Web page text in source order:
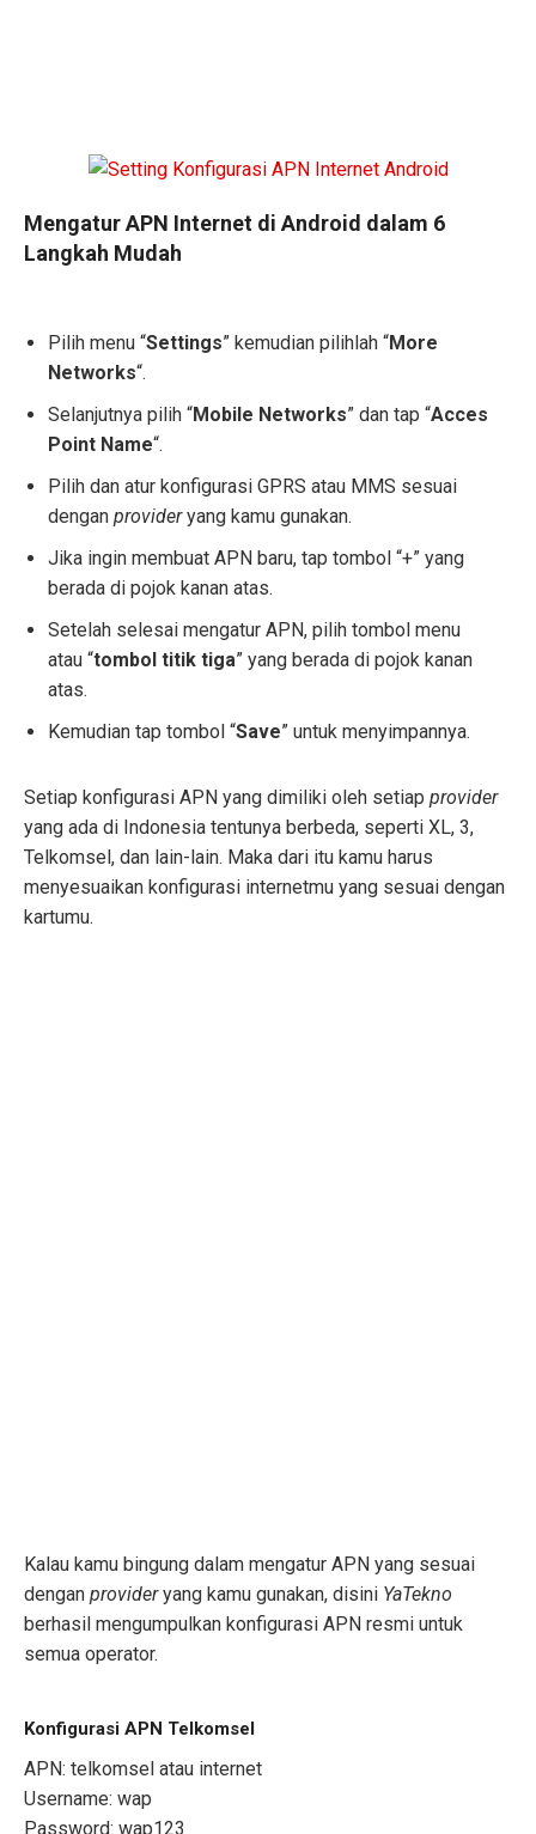
Mengatur APN Internet di Android dalam 6
Langkah Mudah
Pilih menu “Settings” kemudian pilihlah “More
Networks“.
Selanjutnya pilih “Mobile Networks” dan tap “Acces
Point Name“.
Pilih dan atur konfigurasi GPRS atau MMS sesuai
dengan provideryang kamu gunakan.
Jika ingin membuat APN baru, tap tombol “+” yang
berada di pojok kanan atas.
Setelah selesai mengatur APN, pilih tombol menu
atau “tombol titik tiga” yang berada di pojok kanan
atas.
Kemudian tap tombol “Save” untuk menyimpannya.
Setiap konfigurasi APN yang dimiliki oleh setiap provider
yang ada di Indonesia tentunya berbeda, seperti XL, 3,
Telkomsel, dan lain-lain. Maka dari itu kamu harus
menyesuaikan konfigurasi internetmu yang sesuai dengan
kartumu.
Kalau kamu bingung dalam mengatur APN yang sesuai
dengan provideryang kamu gunakan, disini YaTekno
berhasil mengumpulkan konfigurasi APN resmi untuk
semua operator.
Konfigurasi APN Telkomsel
APN: telkomsel atau internet
Username: wap
Password: wap123